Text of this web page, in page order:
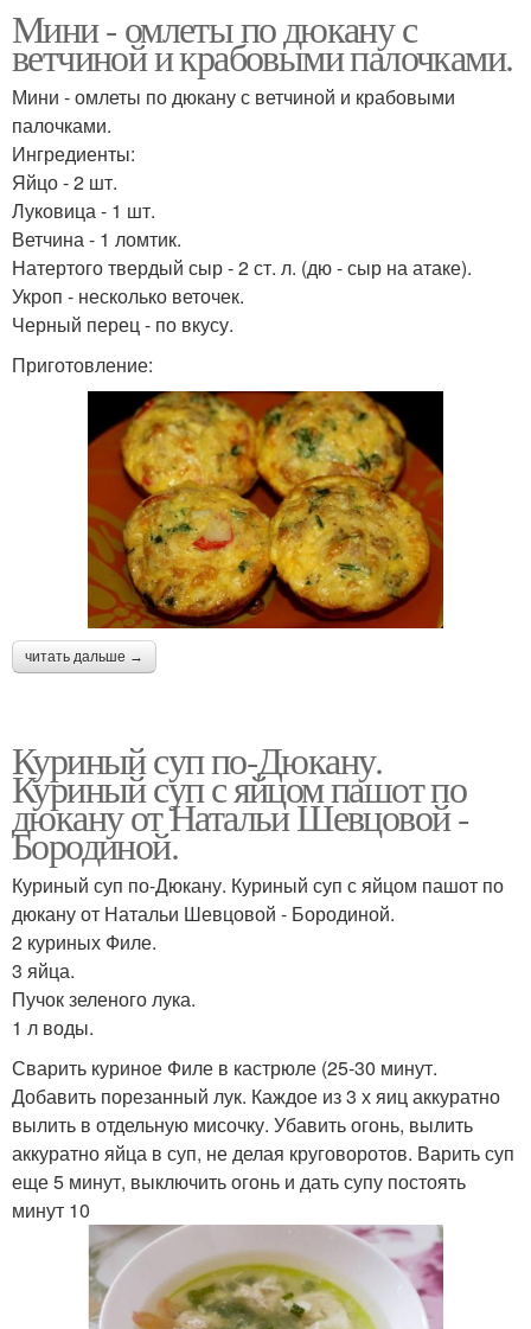
Мини - омлеты по дюкану с
ветчиной и крабовыми палочками.
Мини - омлеты по дюкану с ветчиной и крабовыми
палочками.
Ингредиенты:
Яйцо - 2 шт.
Луковица - 1 шт.
Ветчина - 1 ломтик.
Натертого твердый сыр - 2 ст. л. (дю - сыр на атаке).
Укроп - несколько веточек.
Черный перец - по вкусу.
Приготовление:
читать дальше →
Куриный суп по-Дюкану.
Куриный суп с яйцом пашот по
дюкану от Натальи Шевцовой -
Бородиной.
Куриный суп по-Дюкану. Куриный суп с яйцом пашот по
дюкану от Натальи Шевцовой - Бородиной.
2 куриных Филе.
3 яйца.
Пучок зеленого лука.
1 л воды.
Сварить куриное Филе в кастрюле (25-30 минут.
Добавить порезанный лук. Каждое из 3 х яиц аккуратно
вылить в отдельную мисочку. Убавить огонь, вылить
аккуратно яйца в суп, не делая круговоротов. Варить суп
еще 5 минут, выключить огонь и дать супу постоять
минут 10